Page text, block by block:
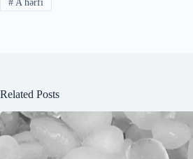
#A hərfi
Related Posts